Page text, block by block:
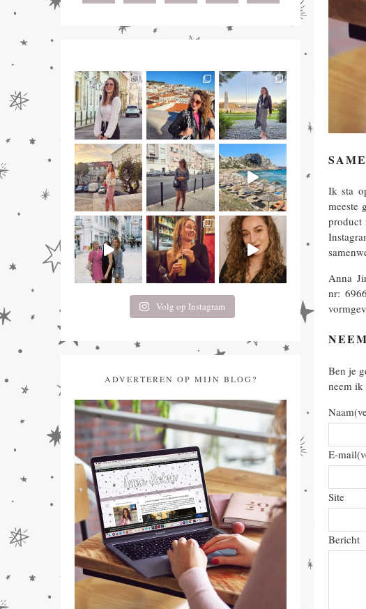
Ik sta
meeste
product
Anna
nr:
Ben je
neem ik
Naam
E-mail
Site
Bericht
Volg op Instagram
ADVERTEREN OP MIJN BLOG?